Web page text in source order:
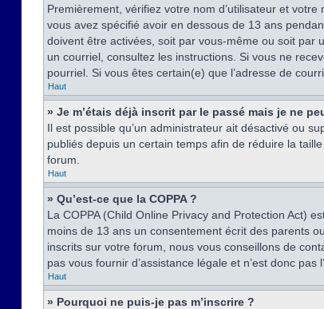
Premièrement, vérifiez votre nom d’utilisateur et
vous avez spécifié avoir en dessous de 13 ans
doivent être activées, soit par vous-même ou soit par
un courriel, consultez les instructions. Si vous ne
pourriel. Si vous êtes certain(e) que l’adresse de
Haut
» Je m’étais déjà inscrit par le passé mais je ne
Il est possible qu’un administrateur ait désactivé ou
publiés depuis un certain temps afin de réduire la
forum.
Haut
» Qu’est-ce que la COPPA ?
La COPPA (Child Online Privacy and Protection Act)
moins de 13 ans un consentement écrit des parents
inscrits sur votre forum, nous vous conseillons de
pas vous fournir d’assistance légale et n’est donc
Haut
» Pourquoi ne puis-je pas m’inscrire ?